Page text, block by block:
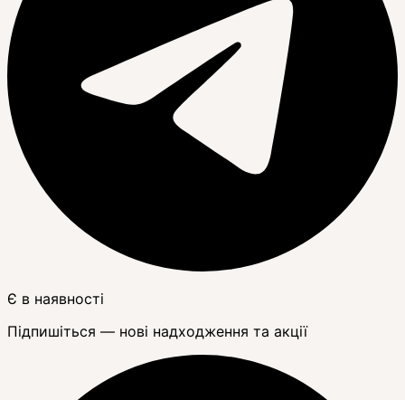
Є в наявності
Підпишіться — нові надходження та акції